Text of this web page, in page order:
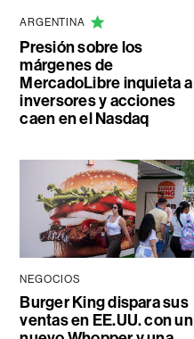
ARGENTINA
Presión sobre los
márgenes de
MercadoLibre inquieta a
inversores y acciones
caen en el Nasdaq
NEGOCIOS
Burger King dispara sus
ventas en EE.UU. con un